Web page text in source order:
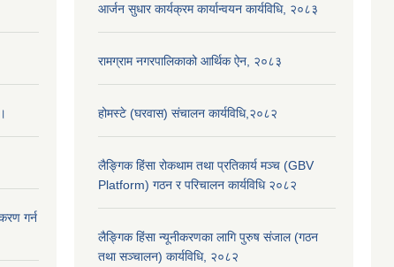
गर्न
आर्जन सुधार कार्यक्रम कार्यान्वयन कार्यविधि, २०८३
रामग्राम नगरपालिकाको आर्थिक ऐन, २०८३
होमस्टे (घरवास) संचालन कार्यविधि,२०८२
लैङ्गिक हिंसा रोकथाम तथा प्रतिकार्य मञ्च (GBV
Platform) गठन र परिचालन कार्यविधि २०८२
लैङ्गिक हिंसा न्यूनीकरणका लागि पुरुष संजाल (गठन
तथा सञ्चालन) कार्यविधि, २०८२